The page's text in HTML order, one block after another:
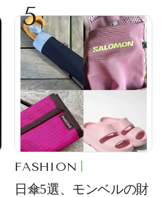
ム
5
FASHION
日傘5選、モンベルの財